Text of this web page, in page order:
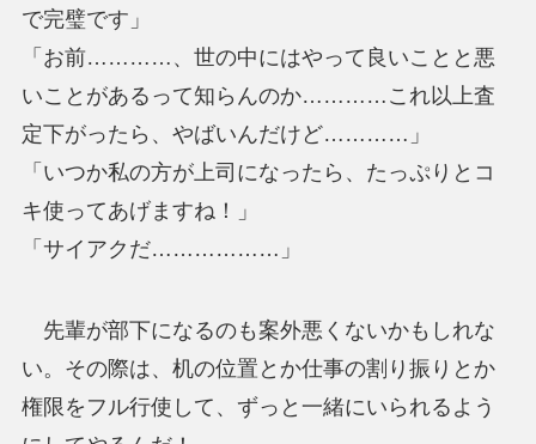
で完璧です」
「お前…………、世の中にはやって良いことと悪
いことがあるって知らんのか…………これ以上査
定下がったら、やばいんだけど…………」
「いつか私の方が上司になったら、たっぷりとコ
キ使ってあげますね！」
「サイアクだ………………」
先輩が部下になるのも案外悪くないかもしれな
い。その際は、机の位置とか仕事の割り振りとか
権限をフル行使して、ずっと一緒にいられるよう